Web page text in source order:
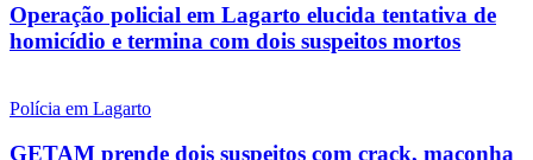
Operação policial em Lagarto elucida tentativa de
homicídio e termina com dois suspeitos mortos
Polícia em Lagarto
GETAM prende dois suspeitos com crack, maconha